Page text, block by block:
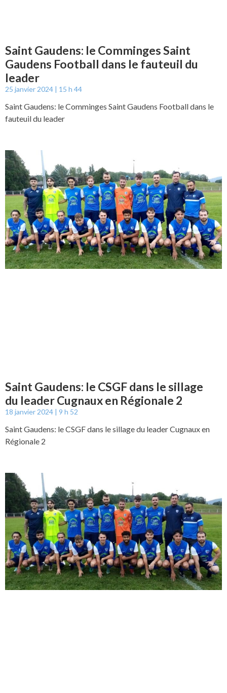
Saint Gaudens: le Comminges Saint
Gaudens Football dans le fauteuil du
leader
25 janvier 2024 15 h 44
Saint Gaudens: le Comminges Saint Gaudens Football dans le
fauteuil du leader
Saint Gaudens: le CSGF dans le sillage
du leader Cugnaux en Régionale 2
18 janvier 2024 9 h 52
Saint Gaudens: le CSGF dans le sillage du leader Cugnaux en
Régionale 2